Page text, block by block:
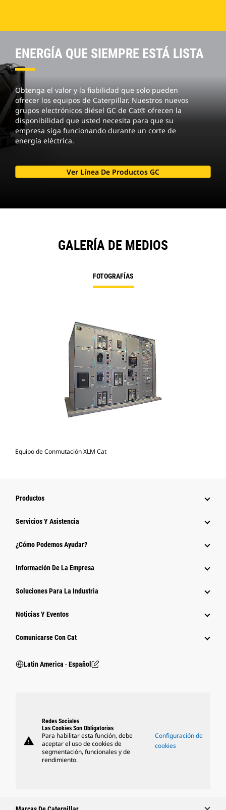
ENERGÍA QUE SIEMPRE ESTÁ LISTA
Obtenga el valor y la fiabilidad que solo pueden
ofrecer los equipos de Caterpillar. Nuestros nuevos
grupos electrónicos diésel GC de Cat® ofrecen la
disponibilidad que usted necesita para que su
empresa siga funcionando durante un corte de
energía eléctrica.
Ver Línea De Productos GC
GALERÍA DE MEDIOS
FOTOGRAFÍAS
Equipo de Conmutación XLM Cat
Productos
Servicios Y Asistencia
¿Cómo Podemos Ayudar?
Información De La Empresa
Soluciones Para La Industria
Noticias Y Eventos
Comunicarse Con Cat
Latin America ‧ Español
warning
Redes Sociales
Las Cookies Son Obligatorias
Para habilitar esta función, debe
aceptar el uso de cookies de
segmentación, funcionales y de
rendimiento.
Configuración de
cookies